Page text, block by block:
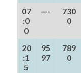
07
:0
0
—-
730
0
20
:1
5
95
97
789
0